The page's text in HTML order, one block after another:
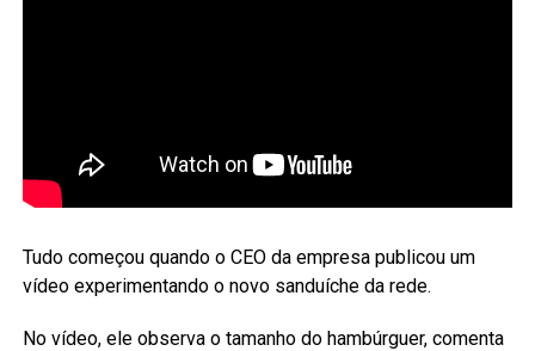
Tudo começou quando o CEO da empresa publicou um
vídeo experimentando o novo sanduíche da rede.
No vídeo, ele observa o tamanho do hambúrguer, comenta